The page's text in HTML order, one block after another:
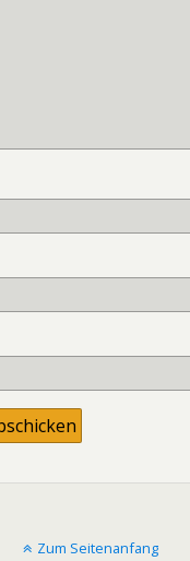
Zum Seitenanfang